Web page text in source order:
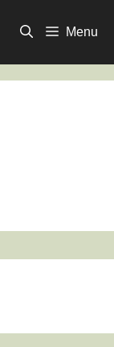
Menu